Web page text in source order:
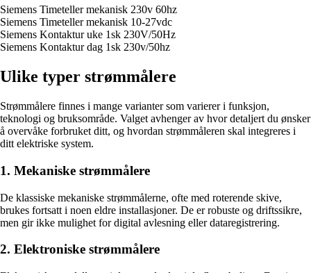
Siemens Timeteller mekanisk 230v 60hz
Siemens Timeteller mekanisk 10-27vdc
Siemens Kontaktur uke 1sk 230V/50Hz
Siemens Kontaktur dag 1sk 230v/50hz
Ulike typer strømmålere
Strømmålere finnes i mange varianter som varierer i funksjon,
teknologi og bruksområde. Valget avhenger av hvor detaljert du ønsker
å overvåke forbruket ditt, og hvordan strømmåleren skal integreres i
ditt elektriske system.
1. Mekaniske strømmålere
De klassiske mekaniske strømmålerne, ofte med roterende skive,
brukes fortsatt i noen eldre installasjoner. De er robuste og driftssikre,
men gir ikke mulighet for digital avlesning eller dataregistrering.
2. Elektroniske strømmålere